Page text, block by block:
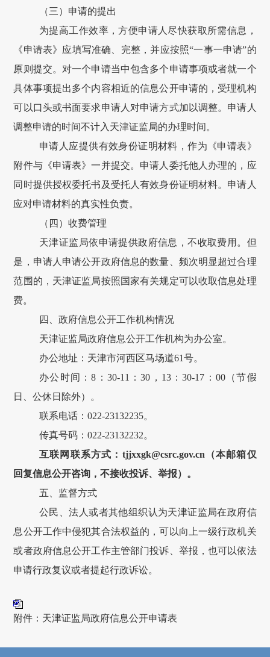
（三）申请的提出
为提高工作效率，方便申请人尽快获取所需信息，
《申请表》应填写准确、完整，并应按照“一事一申请”的
原则提交。对一个申请当中包含多个申请事项或者就一个
具体事项提出多个内容相近的信息公开申请的，受理机构
可以口头或书面要求申请人对申请方式加以调整。申请人
调整申请的时间不计入天津证监局的办理时间。
申请人应提供有效身份证明材料，作为《申请表》
附件与《申请表》一并提交。申请人委托他人办理的，应
同时提供授权委托书及受托人有效身份证明材料。申请人
应对申请材料的真实性负责。
（四）收费管理
天津证监局依申请提供政府信息，不收取费用。但
是，申请人申请公开政府信息的数量、频次明显超过合理
范围的，天津证监局按照国家有关规定可以收取信息处理
费。
四、政府信息公开工作机构情况
天津证监局政府信息公开工作机构为办公室。
办公地址：天津市河西区马场道61号。
办公时间：8：30-11：30，13：30-17：00（节假
日、公休日除外）。
联系电话：022-23132235。
传真号码 ：022-23132232。
互联网联系方式： tjjxxgk@csrc.gov.cn （本邮箱仅
回复信息公开咨询，不接收投诉、举报）。
五、监督方式
公民、法人或者其他组织认为天津证监局在政府信
息公开工作中侵犯其合法权益的，可以向上一级行政机关
或者政府信息公开工作主管部门投诉、举报，也可以依法
申请行政复议或者提起行政诉讼。
附件：天津证监局政府信息公开申请表